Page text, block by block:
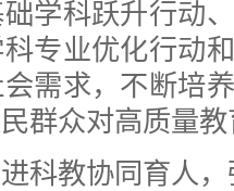
学科跃升行动
专业优化行动
需求，不断培
群众对高质量
教协同育人，